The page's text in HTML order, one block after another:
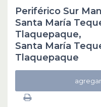
Periférico Sur
Santa María
Tlaquepaque,
Santa María
Tlaquepaque